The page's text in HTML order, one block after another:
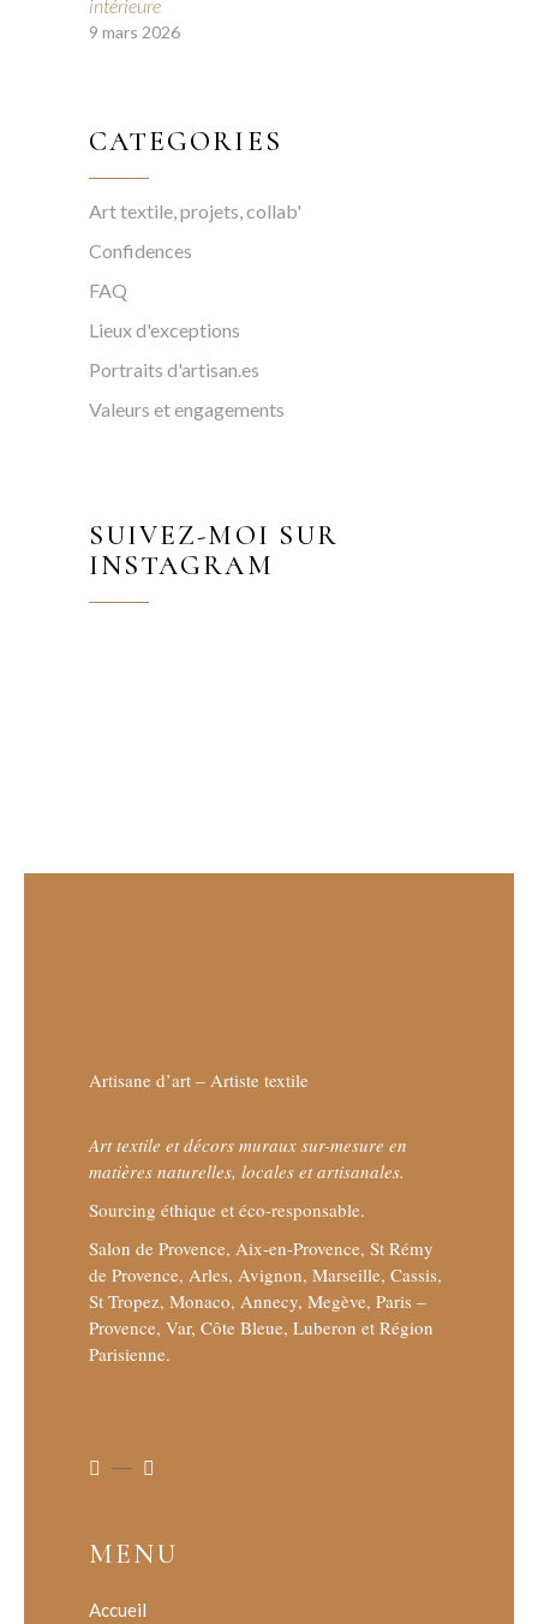
intérieure
9 mars 2026
CATEGORIES
Art textile, projets, collab'
Confidences
FAQ
Lieux d'exceptions
Portraits d'artisan.es
Valeurs et engagements
SUIVEZ-MOI SUR
INSTAGRAM
Artisane d’art – Artiste textile
Art textile et décors muraux sur-mesure en
matières naturelles, locales et artisanales.
Sourcing éthique et éco-responsable.
Salon de Provence, Aix-en-Provence, St Rémy
de Provence, Arles, Avignon, Marseille, Cassis,
St Tropez, Monaco, Annecy, Megève, Paris –
Provence, Var, Côte Bleue, Luberon et Région
Parisienne.
MENU
Accueil